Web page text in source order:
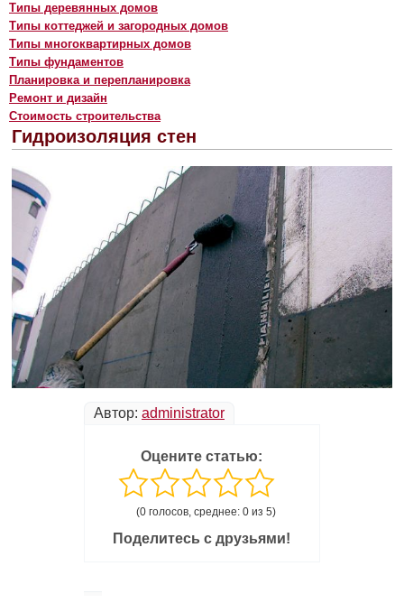
Типы деревянных домов
Типы коттеджей и загородных домов
Типы многоквартирных домов
Типы фундаментов
Планировка и перепланировка
Ремонт и дизайн
Стоимость строительства
Гидроизоляция стен
Автор: administrator
Оцените статью:
(0 голосов, среднее: 0 из 5)
Поделитесь с друзьями!